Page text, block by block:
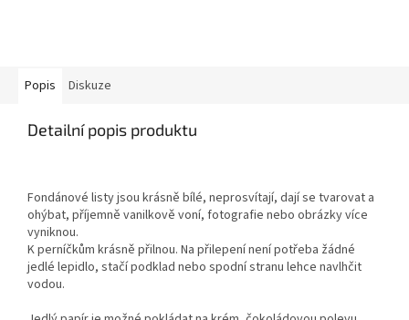
Popis Diskuze
Detailní popis produktu
Fondánové listy jsou krásně bílé, neprosvítají, dají se tvarovat a
ohýbat, příjemně vanilkově voní, fotografie nebo obrázky více
vyniknou.
K perníčkům krásně přilnou. Na přilepení není potřeba žádné
jedlé lepidlo, stačí podklad nebo spodní stranu lehce navlhčit
vodou.